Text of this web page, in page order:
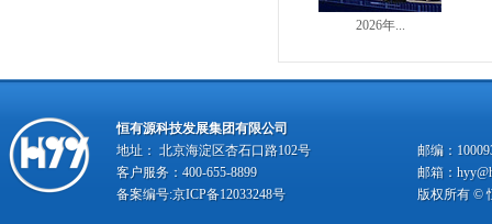
2026年...
恒有源科技发展集团有限公司
地址： 北京海淀区杏石口路102号
邮编：
客户服务：400-655-8899
邮箱：
备案编号:京ICP备12033248号 版权所有 ©